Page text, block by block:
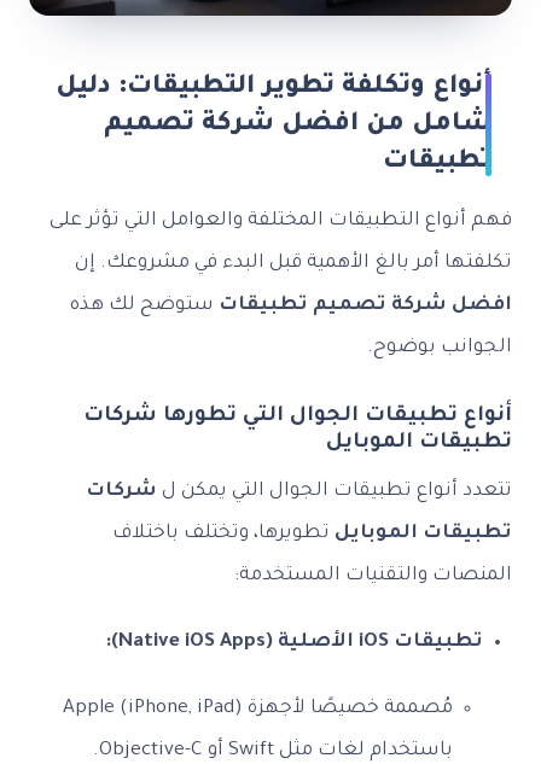
أنواع وتكلفة تطوير التطبيقات: دليل
شامل من افضل شركة تصميم
تطبيقات
فهم أنواع التطبيقات المختلفة والعوامل التي تؤثر على
تكلفتها أمر بالغ الأهمية قبل البدء في مشروعك. إن
افضل شركة تصميم تطبيقات ستوضح لك هذه
الجوانب بوضوح.
أنواع تطبيقات الجوال التي تطورها شركات
تطبيقات الموبايل
تتعدد أنواع تطبيقات الجوال التي يمكن ل شركات
تطبيقات الموبايل تطويرها، وتختلف باختلاف
المنصات والتقنيات المستخدمة:
تطبيقات iOS الأصلية (Native iOS Apps):
مُصممة خصيصًا لأجهزة Apple (iPhone, iPad)
باستخدام لغات مثل Swift أو Objective-C.